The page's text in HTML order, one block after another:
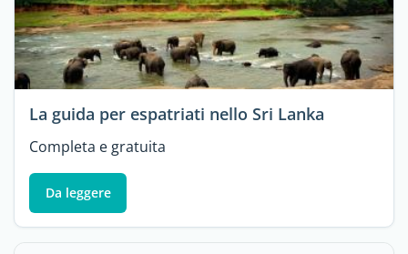
La guida per espatriati nello Sri Lanka
Completa e gratuita
Da leggere